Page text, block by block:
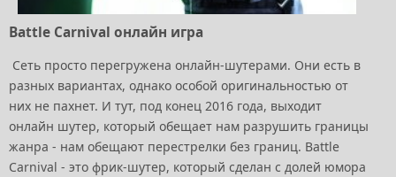
Battle Carnival онлайн игра
Сеть просто перегружена онлайн-шутерами. Они есть в
разных вариантах, однако особой оригинальностью от
них не пахнет. И тут, под конец 2016 года, выходит
онлайн шутер, который обещает нам разрушить границы
жанра - нам обещают перестрелки без границ. Battle
Carnival - это фрик-шутер, который сделан с долей юмора